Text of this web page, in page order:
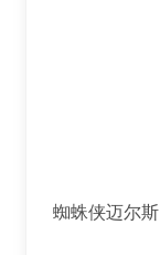
蜘蛛侠迈尔斯